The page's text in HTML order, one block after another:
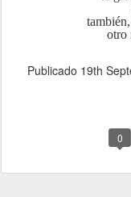
otro
Publicado 19th
0